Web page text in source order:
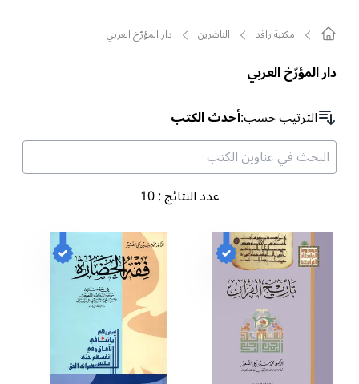
مکتبة رافد الناشرين دار المؤرّخ العربي
دار المؤرّخ العربي
الترتیب حسب:أحدث الكتب
عدد النتائج:
10